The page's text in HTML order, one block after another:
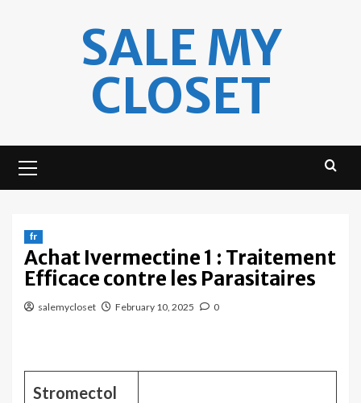
SALE MY
CLOSET
Menu
fr
Achat Ivermectine 1 : Traitement
Efficace contre les Parasitaires
salemycloset February 10, 2025 0
Stromectol